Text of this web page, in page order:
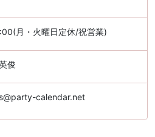
月・火曜日定休/祝営業)
俊
calendar.net